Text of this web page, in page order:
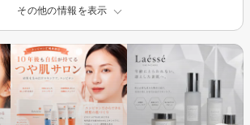
その他の情報を表示